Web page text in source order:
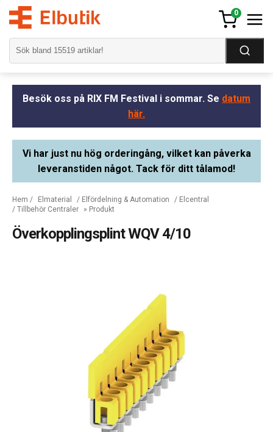
0
Besök oss på RIX FM Festival i sommar. Se datum
här.
Vi har just nu hög orderingång, vilket kan påverka
leveranstiden något. Tack för ditt tålamod!
Hem / Elmaterial / Elfördelning & Automation / Elcentral
/ Tillbehör Centraler » Produkt
Överkopplingsplint WQV 4/10